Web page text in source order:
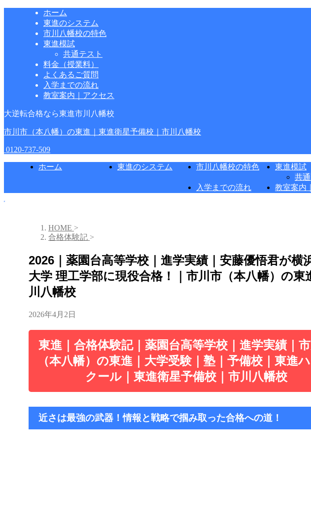
ホーム
東進のシステム
市川八幡校の特色
東進模試
共通テスト
料金（授業料）
よくあるご質問
入学までの流れ
教室案内｜アクセス
大逆転合格なら東進市川八幡校
市川市（本八幡）の東進｜東進衛星予備校｜市川八幡校
0120-737-509
ホーム 東進のシステム 市川八幡校の特色
東進模試
共
入学までの流れ 教室案内
HOME >
合格体験記 >
2026｜薬園台高等学校｜進学実績｜安藤優悟君が横
大学 理工学部に現役合格！｜市川市（本八幡）の東
川八幡校
2026年4月2日
東進｜合格体験記｜薬園台高等学校｜進学実績｜
（本八幡）の東進｜大学受験｜塾｜予備校｜東進
クール｜東進衛星予備校｜市川八幡校
近さは最強の武器！情報と戦略で掴み取った合格への道！